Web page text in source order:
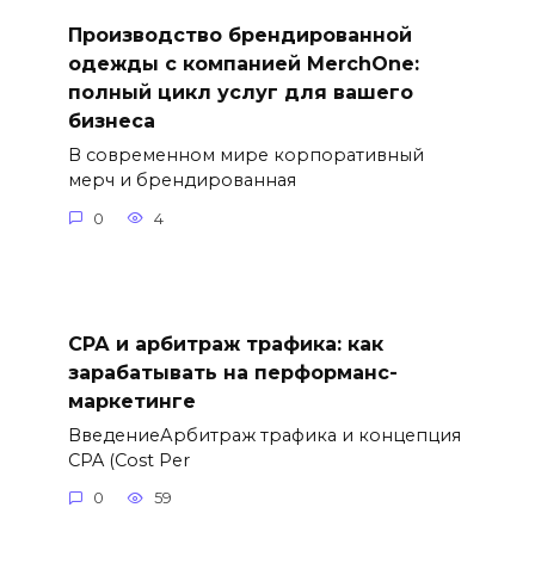
Производство брендированной
одежды с компанией MerchOne:
полный цикл услуг для вашего
бизнеса
В современном мире корпоративный
мерч и брендированная
0 4
СРА и арбитраж трафика: как
зарабатывать на перформанс-
маркетинге
ВведениеАрбитраж трафика и концепция
CPA (Cost Per
0 59